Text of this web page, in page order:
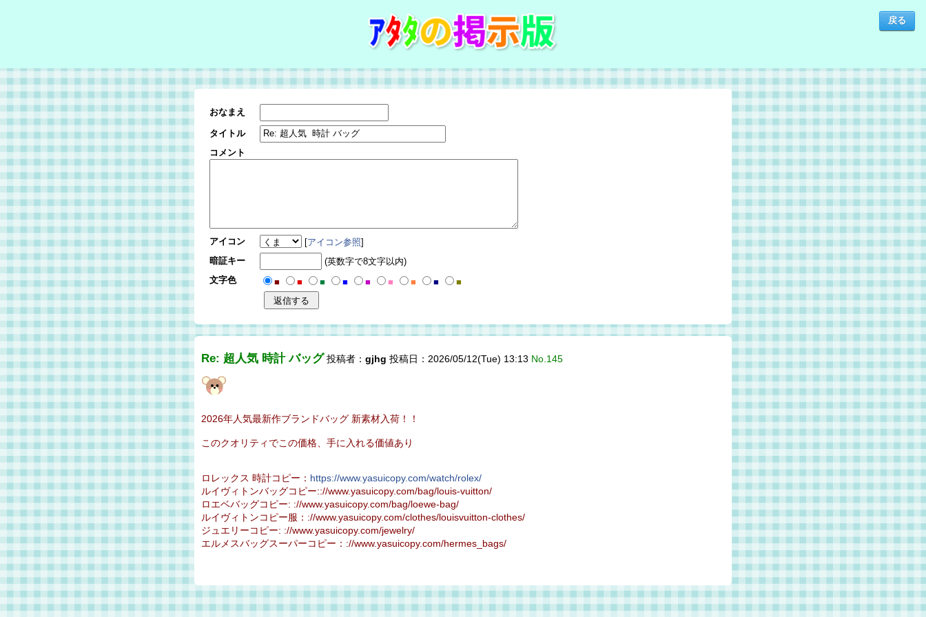
おなまえ
タイトル
コメント
アイコン [アイコン参照]
暗証キー
(英数字で8文字以内)
文字色
■ ■ ■ ■ ■ ■ ■ ■ ■
Re: 超人気 時計 バッグ 投稿者： gjhg 投稿日：2026/05/12(Tue) 13:13 No.145
2026年人気最新作ブランドバッグ 新素材入荷！！
このクオリティでこの価格、手に入れる価値あり
ロレックス 時計コピー： https://www.yasuicopy.com/watch/rolex/
ルイヴィトンバッグコピー:://www.yasuicopy.com/bag/louis-vuitton/
ロエベバッグコピー: ://www.yasuicopy.com/bag/loewe-bag/
ルイヴィトンコピー服：://www.yasuicopy.com/clothes/louisvuitton-clothes/
ジュエリーコピー: ://www.yasuicopy.com/jewelry/
エルメスバッグスーパーコピー：://www.yasuicopy.com/hermes_bags/